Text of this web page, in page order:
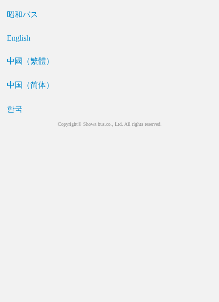
昭和バス
English
中國（繁體）
中国（简体）
한국
Copyright© Showa bus.co., Ltd. All rights reserved.